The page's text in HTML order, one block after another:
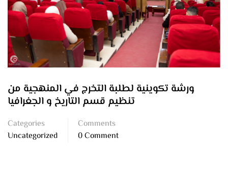
ورشة تكوينية لطلبة التخرج في المنهجية من
تنظيم قسم التاريخ و الجغرافيا
Categories
Uncategorized
Comments
0 Comment